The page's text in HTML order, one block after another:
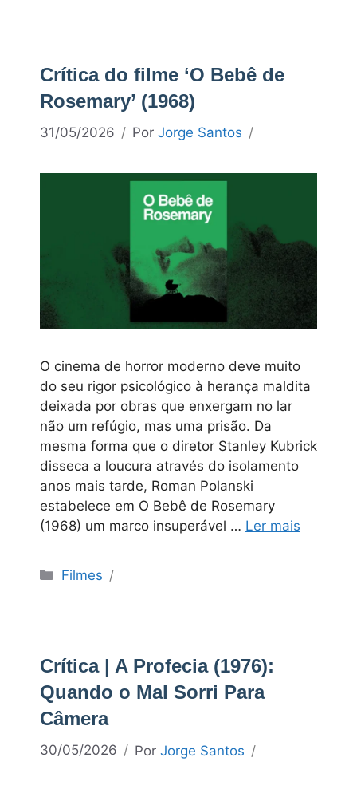
Crítica do filme ‘O Bebê de
Rosemary’ (1968)
31/05/2026 Por Jorge Santos
O cinema de horror moderno deve muito
do seu rigor psicológico à herança maldita
deixada por obras que enxergam no lar
não um refúgio, mas uma prisão. Da
mesma forma que o diretor Stanley Kubrick
disseca a loucura através do isolamento
anos mais tarde, Roman Polanski
estabelece em O Bebê de Rosemary
(1968) um marco insuperável … Ler mais
Categorias
Filmes
Crítica | A Profecia (1976):
Quando o Mal Sorri Para
Câmera
30/05/2026 Por Jorge Santos